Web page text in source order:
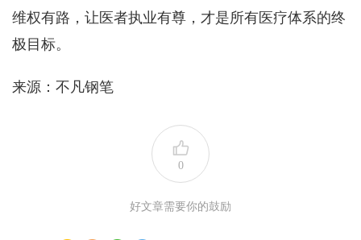
维权有路，让医者执业有尊，才是所有医疗体系的终
极目标。
来源：不凡钢笔
0
好文章需要你的鼓励